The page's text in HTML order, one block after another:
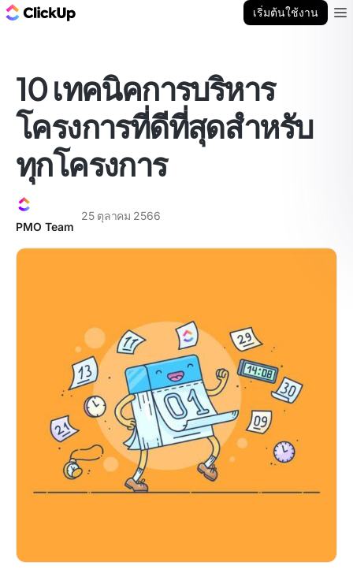
เริ่มต้นใช้งาน
10 เทคนิคการบริหาร
โครงการที่ดีที่สุดสำหรับ
ทุกโครงการ
PMO Team
25 ตุลาคม 2566